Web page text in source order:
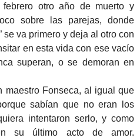
otro año de muerto y
sobre las parejas, donde
se va primero y deja al otro con
en esta vida con ese vacío
superan, o se demoran en
maestro Fonseca, al igual que
sabían que no eran los
intentaron serlo, y como
su último acto de amor.